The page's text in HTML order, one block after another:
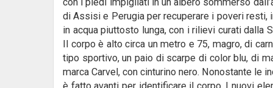
di Assisi e Perugia per recuperare i poveri resti,
in acqua piuttosto lunga, con i rilievi curati dalla
Il corpo è alto circa un metro e 75, magro, di
tipo sportivo, un paio di scarpe di color blu, di
marca Carvel, con cinturino nero. Nonostante